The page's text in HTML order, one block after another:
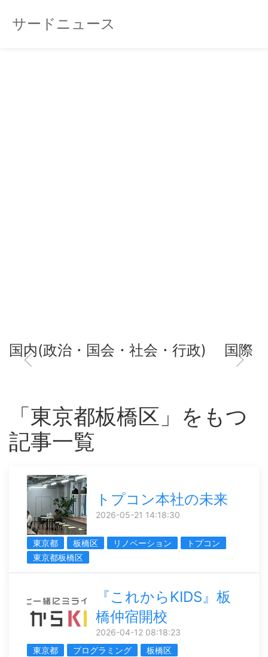
サードニュース
国内(政治・国会・社会・行政) 国際
「東京都板橋区」をもつ
記事一覧
トプコン本社の未来
2026-05-21 14:18:30
東京都 板橋区 リノベーション
トプコン
東京都板橋区
『これからKIDS』板
橋仲宿開校
2026-04-12 08:18:23
東京都
プログラミング
板橋区